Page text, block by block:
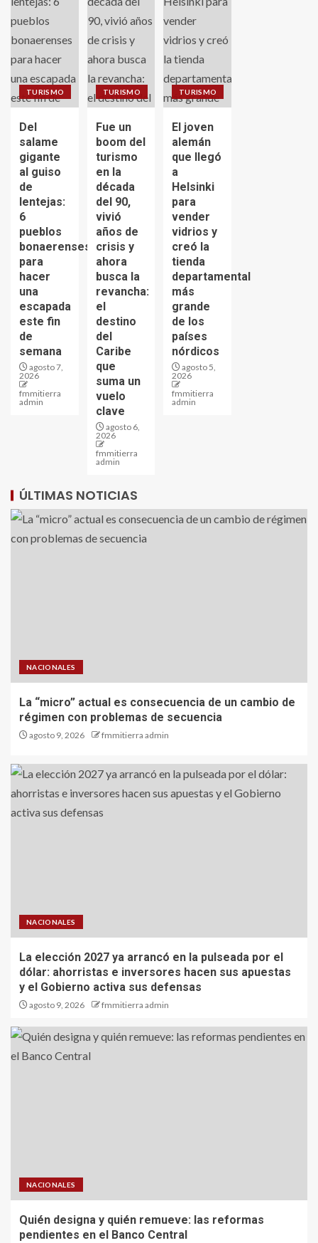
TURISMO
Del
salame
gigante
al guiso
de
lentejas:
6
pueblos
bonaerenses
para
hacer
una
escapada
este fin
de
semana
agosto 7,
2026
fmmitierra
admin
TURISMO
Fue un
boom del
turismo
en la
década
del 90,
vivió
años de
crisis y
ahora
busca la
revancha:
el
destino
del
Caribe
que
suma un
vuelo
clave
agosto 6,
2026
fmmitierra
admin
TURISMO
El joven
alemán
que llegó
a
Helsinki
para
vender
vidrios y
creó la
tienda
departamental
más
grande
de los
países
nórdicos
agosto 5,
2026
fmmitierra
admin
ÚLTIMAS NOTICIAS
NACIONALES
La “micro” actual es consecuencia de un cambio de
régimen con problemas de secuencia
agosto 9, 2026 fmmitierra admin
NACIONALES
La elección 2027 ya arrancó en la pulseada por el
dólar: ahorristas e inversores hacen sus apuestas
y el Gobierno activa sus defensas
agosto 9, 2026 fmmitierra admin
NACIONALES
Quién designa y quién remueve: las reformas
pendientes en el Banco Central